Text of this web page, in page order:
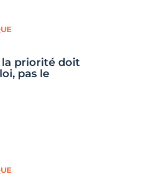
la priorité doit
pas le